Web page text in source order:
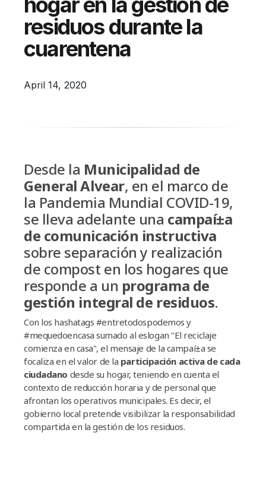
Campañas
Arbolado
Residuos
residuos durante la
cuarentena
April 14, 2020
Desde la Municipalidad de
General Alvear, en el marco de
la Pandemia Mundial COVID-19,
se lleva adelante una campaí±a
de comunicación instructiva
sobre separación y realización
de compost en los hogares que
responde a un programa de
gestión integral de residuos.
Con los hashatags #entretodospodemos y
#mequedoencasa sumado al eslogan "El reciclaje
comienza en casa", el mensaje de la campaí±a se
focaliza en el valor de la participación activa de cada
ciudadano desde su hogar, teniendo en cuenta el
contexto de reducción horaria y de personal que
afrontan los operativos municipales. Es decir, el
gobierno local pretende visibilizar la responsabilidad
compartida en la gestión de los residuos.